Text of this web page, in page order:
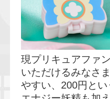
現プリキュアファ
いただけるみなさ
やすい、200円と